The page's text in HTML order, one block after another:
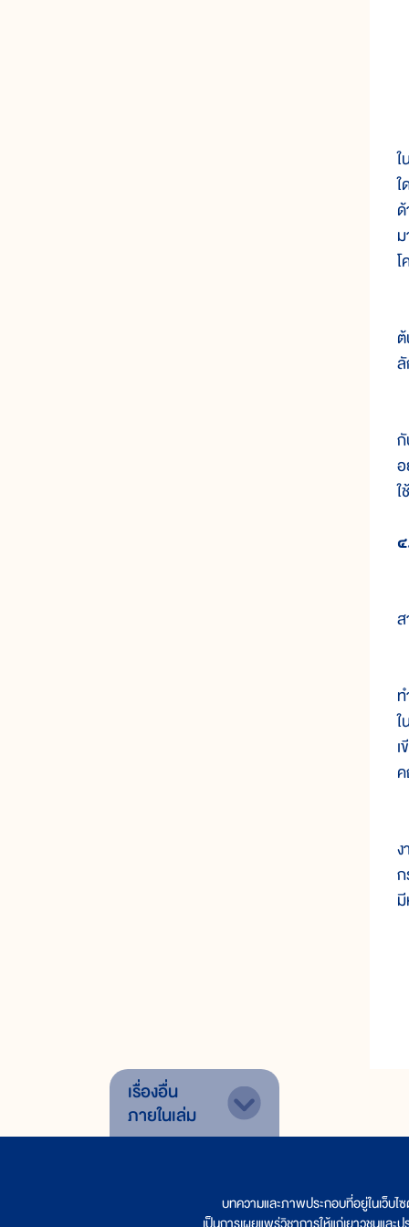
เรื่องอื่น
ภายในเล่ม
บทความและภาพประกอบที่อยู่ในเว็บ